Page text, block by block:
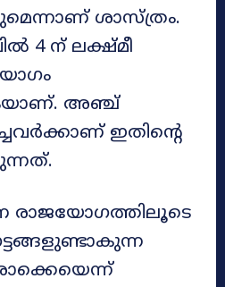
ശാസ്ത്രം.
4 ന് ലക്ഷ്മീ
അഞ്ച്
ഇതിന്റെ
രാജയോഗത്തിലൂടെ